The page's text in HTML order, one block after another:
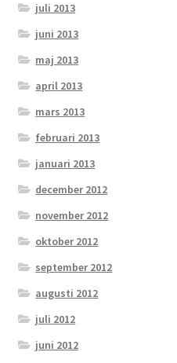
juli 2013
juni 2013
maj 2013
april 2013
mars 2013
februari 2013
januari 2013
december 2012
november 2012
oktober 2012
september 2012
augusti 2012
juli 2012
juni 2012